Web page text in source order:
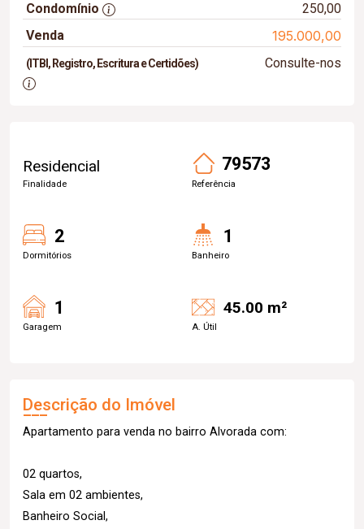
Condomínio
250,00
Venda
195.000,00
(ITBI, Registro, Escritura e Certidões) Consulte-nos
Residencial
Finalidade
79573
Referência
2
Dormitórios
1
Banheiro
1
Garagem
45.00 m²
A. Útil
Descrição do Imóvel
Apartamento para venda no bairro Alvorada com:
02 quartos,
Sala em 02 ambientes,
Banheiro Social,